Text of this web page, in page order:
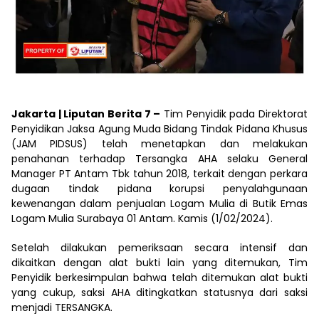
Jakarta | Liputan Berita 7 – Tim Penyidik pada Direktorat
Penyidikan Jaksa Agung Muda Bidang Tindak Pidana Khusus
(JAM PIDSUS) telah menetapkan dan melakukan
penahanan terhadap Tersangka AHA selaku General
Manager PT Antam Tbk tahun 2018, terkait dengan perkara
dugaan tindak pidana korupsi penyalahgunaan
kewenangan dalam penjualan Logam Mulia di Butik Emas
Logam Mulia Surabaya 01 Antam. Kamis (1/02/2024).
Setelah dilakukan pemeriksaan secara intensif dan
dikaitkan dengan alat bukti lain yang ditemukan, Tim
Penyidik berkesimpulan bahwa telah ditemukan alat bukti
yang cukup, saksi AHA ditingkatkan statusnya dari saksi
menjadi TERSANGKA.